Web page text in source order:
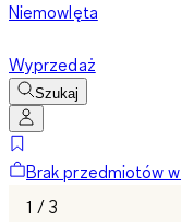
Niemowlęta
Wyprzedaż
Szukaj
Brak przedmiotów
1 / 3